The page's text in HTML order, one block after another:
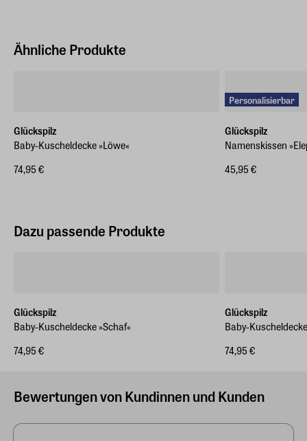
Ähnliche Produkte
Glückspilz
Baby-Kuscheldecke »Löwe«
74,95 €
Personalisierbar
Glückspilz
Namenskissen
45,95 €
Dazu passende Produkte
Glückspilz
Baby-Kuscheldecke »Schaf«
74,95 €
Glückspilz
Baby-
74,95 €
Bewertungen von Kundinnen und Kunden